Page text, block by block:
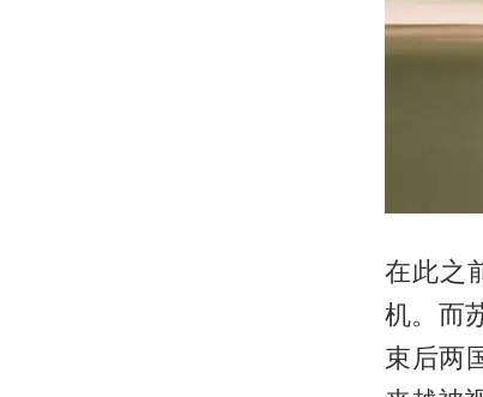
在此之
机。而
束后两